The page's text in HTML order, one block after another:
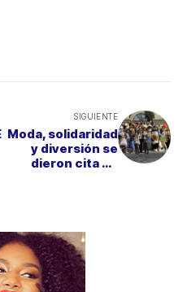
SIGUIENTE
Moda, solidaridad
y diversión se
dieron cita en